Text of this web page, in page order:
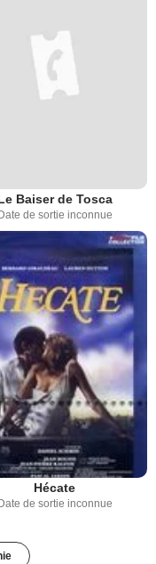
Baiser de Tosca
de sortie inconnue
Hécate
Date de sortie inconnue